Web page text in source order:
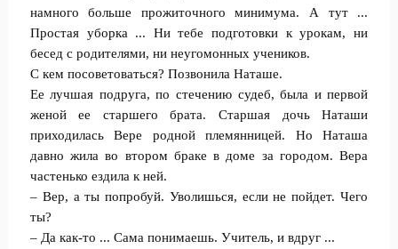
намного больше прожиточного минимума. А тут ...
Простая уборка ... Ни тебе подготовки к урокам, ни
бесед с родителями, ни неугомонных учеников.
С кем посоветоваться? Позвонила Наташе.
Ее лучшая подруга, по стечению судеб, была и первой
женой ее старшего брата. Старшая дочь Наташи
приходилась Вере родной племянницей. Но Наташа
давно жила во втором браке в доме за городом. Вера
частенько ездила к ней.
– Вер, а ты попробуй. Уволишься, если не пойдет. Чего
ты?
– Да как-то ... Сама понимаешь. Учитель, и вдруг ...